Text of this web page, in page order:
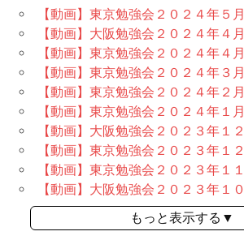
【動画】東京勉強会２０２４年５月
【動画】大阪勉強会２０２４年４月
【動画】東京勉強会２０２４年４月
【動画】東京勉強会２０２４年３月
【動画】東京勉強会２０２４年２月
【動画】東京勉強会２０２４年１月
【動画】大阪勉強会２０２３年１
【動画】東京勉強会２０２３年１
【動画】東京勉強会２０２３年１
【動画】大阪勉強会２０２３年１
もっと表示する▼